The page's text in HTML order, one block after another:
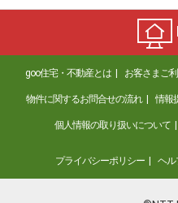
goo住宅・不動産とは お客さまご
物件に関するお問合せの流れ 情報
個人情報の取り扱いについて
プライバシーポリシー ヘル